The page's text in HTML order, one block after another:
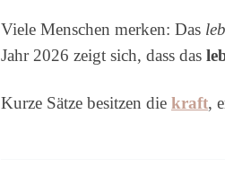
Viele Menschen merken: Das
Jahr 2026 zeigt sich, dass das
Kurze Sätze besitzen die kraft,